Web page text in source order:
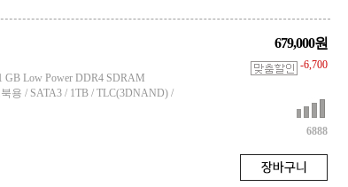
GB Low Power DDR4 SDRAM
용 / SATA3 / 1TB / TLC(3DNAND) /
679,000원
-6,700
6888